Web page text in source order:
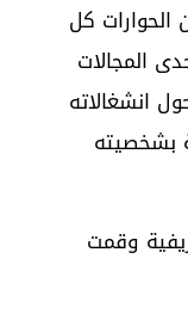
كل
المجالات
انشغالاته
بشخصيته
وقمت